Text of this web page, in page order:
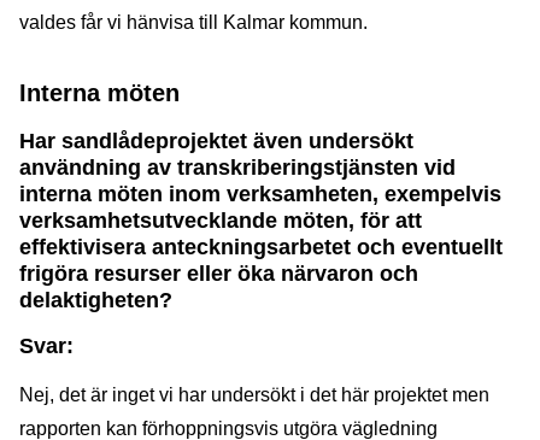
valdes får vi hänvisa till Kalmar kommun.
Interna möten
Har sandlådeprojektet även undersökt
användning av transkriberingstjänsten vid
interna möten inom verksamheten, exempelvis
verksamhetsutvecklande möten, för att
effektivisera anteckningsarbetet och eventuellt
frigöra resurser eller öka närvaron och
delaktigheten?
Svar:
Nej, det är inget vi har undersökt i det här projektet men
rapporten kan förhoppningsvis utgöra vägledning